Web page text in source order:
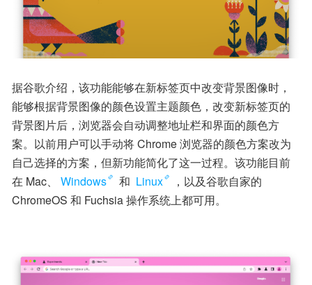
据谷歌介绍，该功能能够在新标签页中改变背景图像时，
能够根据背景图像的颜色设置主题颜色，改变新标签页的
背景图片后，浏览器会自动调整地址栏和界面的颜色方
案。以前用户可以手动将 Chrome 浏览器的颜色方案改为
自己选择的方案，但新功能简化了这一过程。该功能目前
在 Mac、
Windows 和 Linux
，以及谷歌自家的
ChromeOS 和 Fuchsia 操作系统上都可用。